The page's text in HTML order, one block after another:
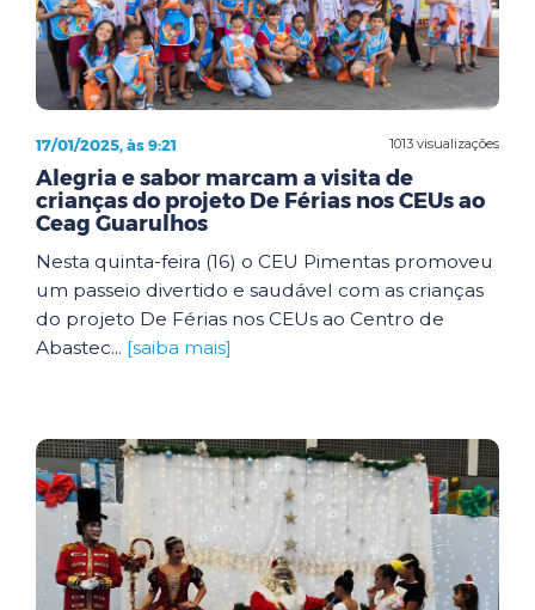
1013 visualizações
17/01/2025, às 9:21
Alegria e sabor marcam a visita de
crianças do projeto De Férias nos CEUs ao
Ceag Guarulhos
Nesta quinta-feira (16) o CEU Pimentas promoveu
um passeio divertido e saudável com as crianças
do projeto De Férias nos CEUs ao Centro de
Abastec... [saiba mais]